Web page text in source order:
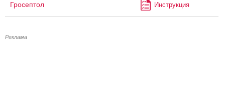
Гросептол Инструкция
Реклама